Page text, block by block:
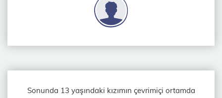
Sonunda 13 yaşındaki kızımın çevrimiçi ortamda